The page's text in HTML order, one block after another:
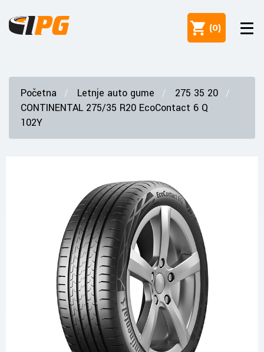
(0)
Početna Letnje auto gume
275 35 20
CONTINENTAL 275/35 R20 EcoContact 6 Q
102Y